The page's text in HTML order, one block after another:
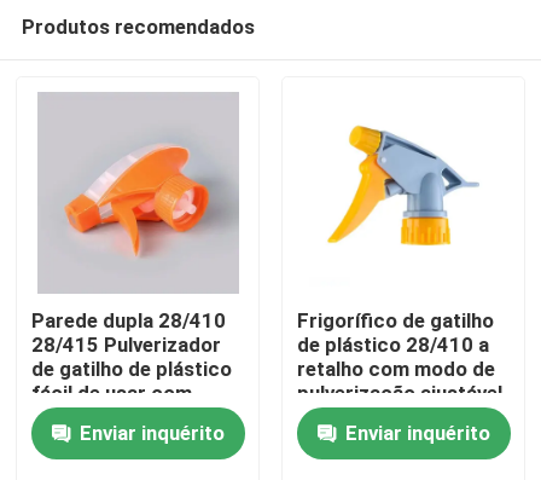
Casa
Produtos
Produtos recomendados
Parede dupla 28/410
28/415 Pulverizador
de gatilho de plástico
fácil de usar com
padrão de
pulverização ajustável
e resistência química
Enviar inquérito
Frigorífico de gatilho
de plástico 28/410 a
retalho com modo de
pulverização ajustável
e design à prova de
vazamento para
limpeza
Enviar inquérito